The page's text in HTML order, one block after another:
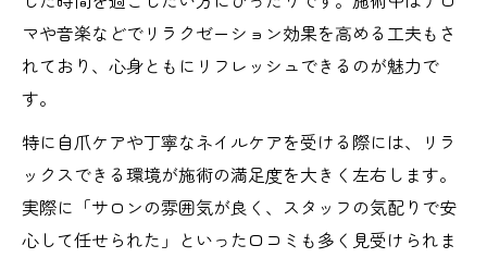
マや音楽などでリラクゼーション効果を高める工夫もさ
れており、心身ともにリフレッシュできるのが魅力で
す。
特に自爪ケアや丁寧なネイルケアを受ける際には、リラ
ックスできる環境が施術の満足度を大きく左右します。
実際に「サロンの雰囲気が良く、スタッフの気配りで安
心して任せられた」といった口コミも多く見受けられま